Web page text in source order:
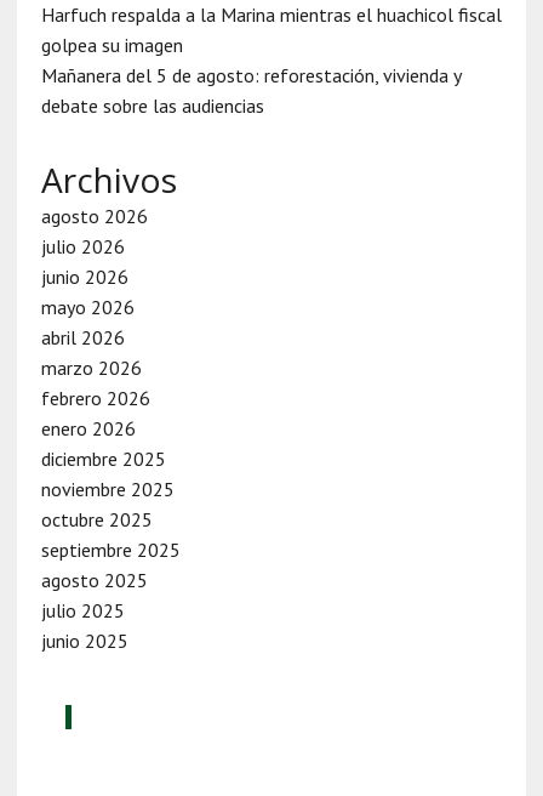
Harfuch respalda a la Marina mientras el huachicol fiscal
golpea su imagen
Mañanera del 5 de agosto: reforestación, vivienda y
debate sobre las audiencias
Archivos
agosto 2026
julio 2026
junio 2026
mayo 2026
abril 2026
marzo 2026
febrero 2026
enero 2026
diciembre 2025
noviembre 2025
octubre 2025
septiembre 2025
agosto 2025
julio 2025
junio 2025